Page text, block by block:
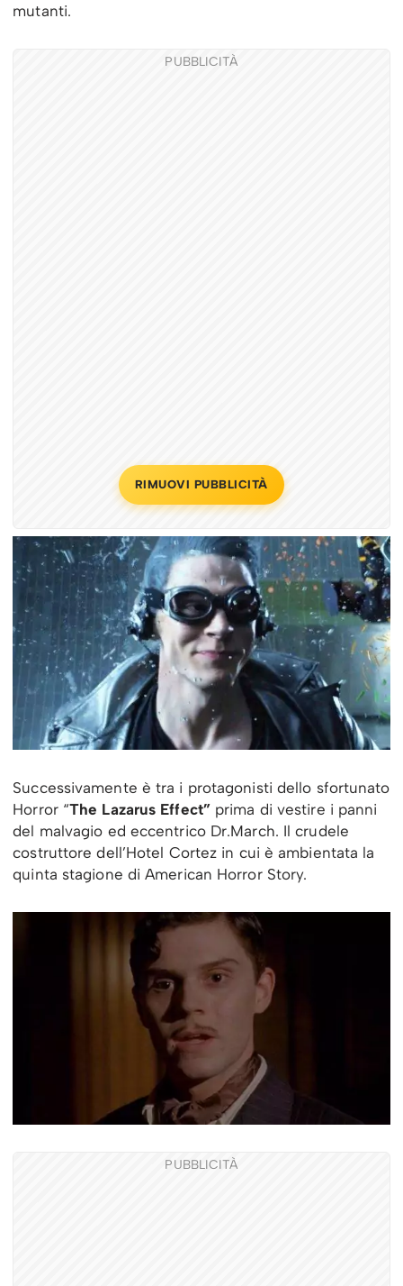
mutanti.
PUBBLICITÀ
RIMUOVI PUBBLICITÀ
Successivamente è tra i protagonisti dello sfortunato
Horror “The Lazarus Effect”prima di vestire i panni
del malvagio ed eccentrico Dr.March. Il crudele
costruttore dell’Hotel Cortez in cui è ambientata la
quinta stagione di American Horror Story.
PUBBLICITÀ